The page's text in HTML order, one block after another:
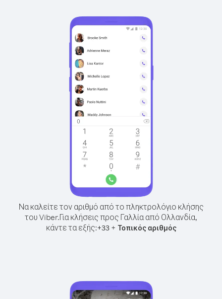
Να καλείτε τον αριθμό από το πληκτρολόγιο κλήσης
του Viber.Για κλήσεις προς Γαλλία από Ολλανδία,
κάντε τα εξής:+33+ Τοπικός αριθμός